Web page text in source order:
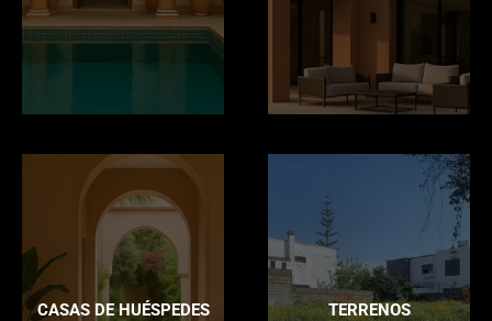
CASAS DE HUÉSPEDES TERRENOS